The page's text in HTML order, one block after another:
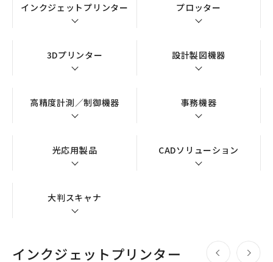
インクジェットプリンター プロッター
3Dプリンター 設計製図機器
高精度計測／制御機器 事務機器
光応用製品 CADソリューション
大判スキャナ
インクジェットプリンター